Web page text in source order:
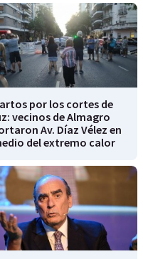
por los cortes de
vecinos de Almagro
Av. Díaz Vélez en
del extremo calor